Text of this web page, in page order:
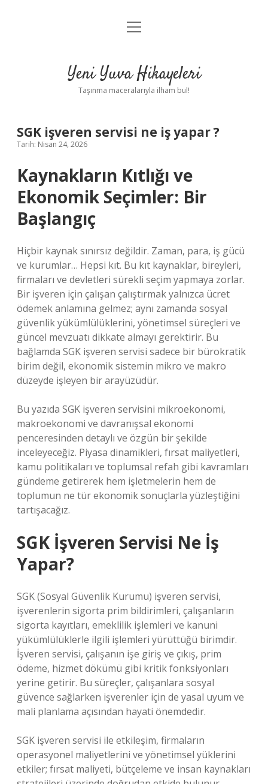
Anasayfa
Yasal Uyarı
menüyü
Yeni Yuva Hikayeleri
Taşınma maceralarıyla ilham bul!
SGK işveren servisi ne iş yapar ?
Tarih: Nisan 24, 2026
Kaynakların Kıtlığı ve
Ekonomik Seçimler: Bir
Başlangıç
Hiçbir kaynak sınırsız değildir. Zaman, para, iş gücü
ve kurumlar… Hepsi kıt. Bu kıt kaynaklar, bireyleri,
firmaları ve devletleri sürekli seçim yapmaya zorlar.
Bir işveren için çalışan çalıştırmak yalnızca ücret
ödemek anlamına gelmez; aynı zamanda sosyal
güvenlik yükümlülüklerini, yönetimsel süreçleri ve
güncel mevzuatı dikkate almayı gerektirir. Bu
bağlamda SGK işveren servisi sadece bir bürokratik
birim değil, ekonomik sistemin mikro ve makro
düzeyde işleyen bir arayüzüdür.
Bu yazıda SGK işveren servisini mikroekonomi,
makroekonomi ve davranışsal ekonomi
penceresinden detaylı ve özgün bir şekilde
inceleyeceğiz. Piyasa dinamikleri, fırsat maliyetleri,
kamu politikaları ve toplumsal refah gibi kavramları
gündeme getirerek hem işletmelerin hem de
toplumun ne tür ekonomik sonuçlarla yüzleştiğini
tartışacağız.
SGK İşveren Servisi Ne İş
Yapar?
SGK (Sosyal Güvenlik Kurumu) işveren servisi,
işverenlerin sigorta prim bildirimleri, çalışanların
sigorta kayıtları, emeklilik işlemleri ve kanuni
yükümlülüklerle ilgili işlemleri yürüttüğü birimdir.
İşveren servisi, çalışanın işe giriş ve çıkış, prim
ödeme, hizmet dökümü gibi kritik fonksiyonları
yerine getirir. Bu süreçler, çalışanlara sosyal
güvence sağlarken işverenler için de yasal uyum ve
mali planlama açısından hayati önemdedir.
SGK işveren servisi ile etkileşim, firmaların
operasyonel maliyetlerini ve yönetimsel yüklerini
etkiler; fırsat maliyeti, bütçeleme ve insan kaynakları